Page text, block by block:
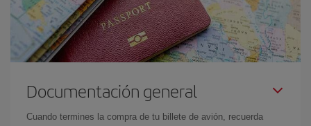
Documentación general
Cuando termines la compra de tu billete de avión, recuerda